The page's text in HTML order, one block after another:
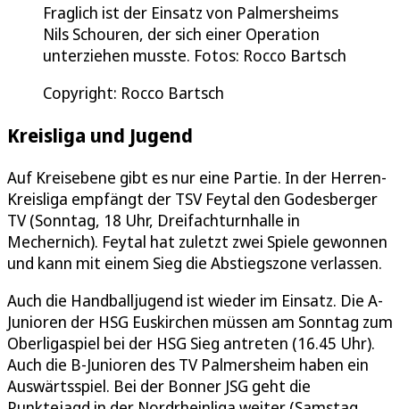
Fraglich ist der Einsatz von Palmersheims
Nils Schouren, der sich einer Operation
unterziehen musste. Fotos: Rocco Bartsch
Copyright: Rocco Bartsch
Kreisliga und Jugend
Auf Kreisebene gibt es nur eine Partie. In der Herren-
Kreisliga empfängt der TSV Feytal den Godesberger
TV (Sonntag, 18 Uhr, Dreifachturnhalle in
Mechernich). Feytal hat zuletzt zwei Spiele gewonnen
und kann mit einem Sieg die Abstiegszone verlassen.
Auch die Handballjugend ist wieder im Einsatz. Die A-
Junioren der HSG Euskirchen müssen am Sonntag zum
Oberligaspiel bei der HSG Sieg antreten (16.45 Uhr).
Auch die B-Junioren des TV Palmersheim haben ein
Auswärtsspiel. Bei der Bonner JSG geht die